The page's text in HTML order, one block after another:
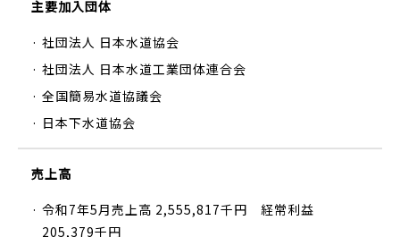
主要加入団体
· 社団法人 日本水道協会
· 社団法人 日本水道工業団体連合会
· 全国簡易水道協議会
· 日本下水道協会
売上高
· 令和7年5月売上高 2,555,817千円 経常利益
205,379千円